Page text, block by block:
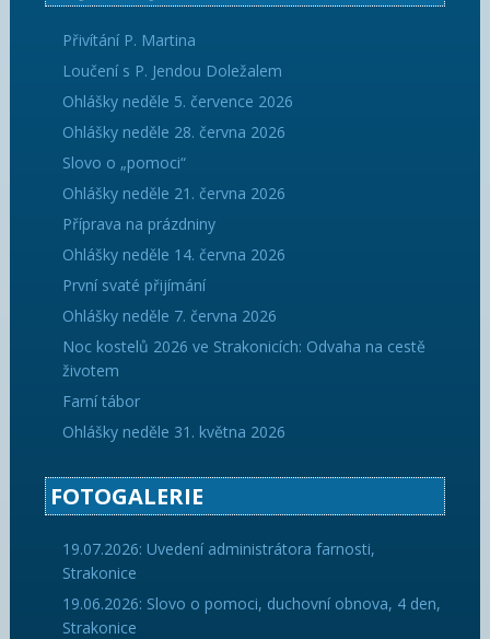
Přivítání P. Martina
Loučení s P. Jendou Doležalem
Ohlášky neděle 5. července 2026
Ohlášky neděle 28. června 2026
Slovo o „pomoci“
Ohlášky neděle 21. června 2026
Příprava na prázdniny
Ohlášky neděle 14. června 2026
První svaté přijímání
Ohlášky neděle 7. června 2026
Noc kostelů 2026 ve Strakonicích: Odvaha na cestě
životem
Farní tábor
Ohlášky neděle 31. května 2026
FOTOGALERIE
19.07.2026: Uvedení administrátora farnosti,
Strakonice
19.06.2026: Slovo o pomoci, duchovní obnova, 4 den,
Strakonice